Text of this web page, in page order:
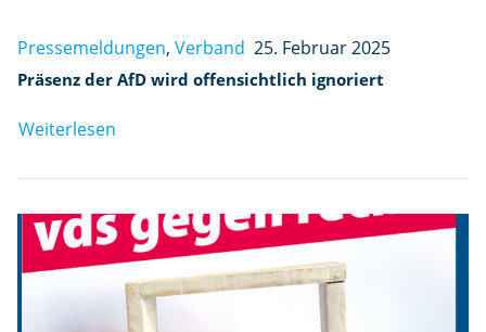
Pressemeldungen, Verband 25. Februar 2025
Präsenz der AfD wird offensichtlich ignoriert
Weiterlesen